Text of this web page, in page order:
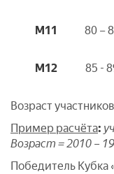
М11
80 –
М12
85 -
Возраст
Пример расчёта:
Возраст = 2010 –
Победитель